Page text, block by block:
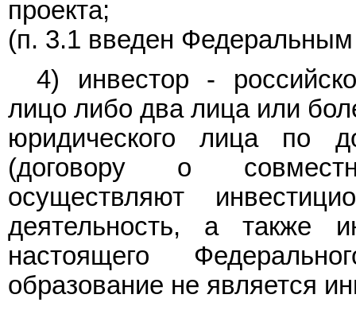
проекта;
(п. 3.1 введен
4) инвестор -
лицо либо два лица или
юридического лица по
(договору о
осуществляют
деятельность, а также
настоящего
образование не является